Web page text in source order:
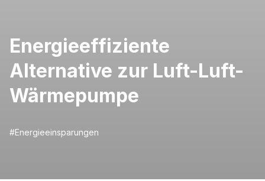
Energieeffiziente
Alternative zur Luft-Luft-
Wärmepumpe
#Energieeinsparungen